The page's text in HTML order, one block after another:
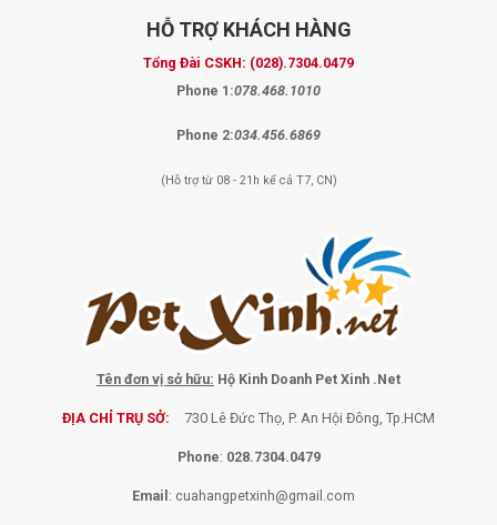
HỖ TRỢ KHÁCH HÀNG
Tổng Đài CSKH: (028).7304.0479
Phone 1:078.468.1010
Phone 2:034.456.6869
(Hỗ trợ từ 08 - 21h kể cả T7, CN)
Tên đơn vị sở hữu: Hộ Kinh Doanh Pet Xinh .Net
ĐỊA CHỈ TRỤ SỞ: 730 Lê Đức Thọ, P. An Hội Đông, Tp.HCM
Phone: 028.7304.0479
Email : cuahangpetxinh@gmail.com